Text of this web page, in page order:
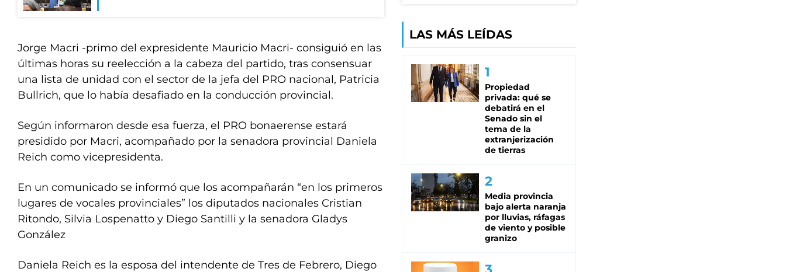
Jorge Macri -primo del expresidente Mauricio Macri- consiguió en las
últimas horas su reelección a la cabeza del partido, tras consensuar
una lista de unidad con el sector de la jefa del PRO nacional, Patricia
Bullrich, que lo había desafiado en la conducción provincial.
Según informaron desde esa fuerza, el PRO bonaerense estará
presidido por Macri, acompañado por la senadora provincial Daniela
Reich como vicepresidenta.
En un comunicado se informó que los acompañarán “en los primeros
lugares de vocales provinciales” los diputados nacionales Cristian
Ritondo, Silvia Lospenatto y Diego Santilli y la senadora Gladys
González
Daniela Reich es la esposa del intendente de Tres de Febrero, Diego
LAS MÁS LEÍDAS
Propiedad
privada: qué se
debatirá en el
Senado sin el
tema de la
extranjerización
de tierras
Media provincia
bajo alerta naranja
por lluvias, ráfagas
de viento y posible
granizo